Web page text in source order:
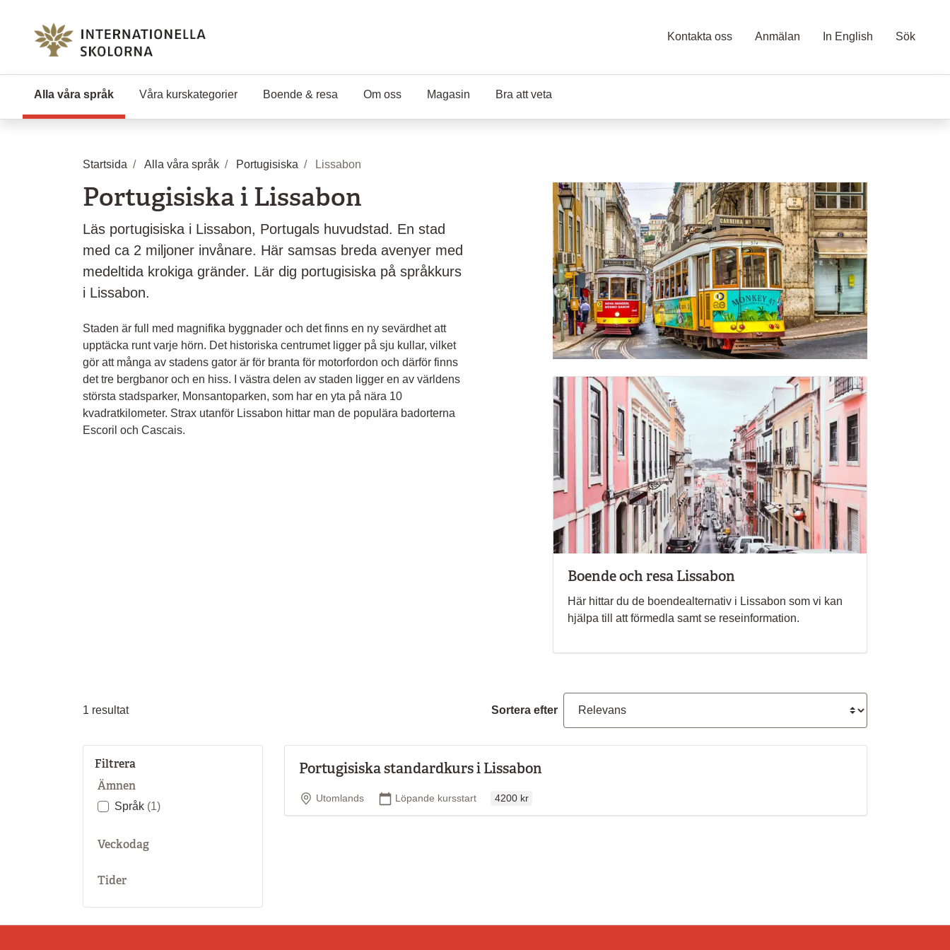
Kontakta oss Anmälan In English Sök
Alla våra språk (Aktuell sida)
Våra kurskategorier Boende & resa Om oss Magasin Bra att veta
Startsida Alla våra språk Portugisiska Lissabon
Portugisiska i Lissabon
Läs portugisiska i Lissabon, Portugals huvudstad. En stad
med ca 2 miljoner invånare. Här samsas breda avenyer med
medeltida krokiga gränder. Lär dig portugisiska på språkkurs
i Lissabon.
Staden är full med magnifika byggnader och det finns en ny sevärdhet att
upptäcka runt varje hörn. Det historiska centrumet ligger på sju kullar, vilket
gör att många av stadens gator är för branta för motorfordon och därför finns
det tre bergbanor och en hiss. I västra delen av staden ligger en av världens
största stadsparker, Monsantoparken, som har en yta på nära 10
kvadratkilometer. Strax utanför Lissabon hittar man de populära badorterna
Escoril och Cascais.
Boende och resa Lissabon
Här hittar du de boendealternativ i Lissabon som vi kan
hjälpa till att förmedla samt se reseinformation.
Sortera efter
1 resultat
Filtrera
Ämnen
Språk (1)
Veckodag
Tider
Portugisiska standardkurs i Lissabon
Plats
Utomlands Startdatum
Löpande kursstart 4200 kr